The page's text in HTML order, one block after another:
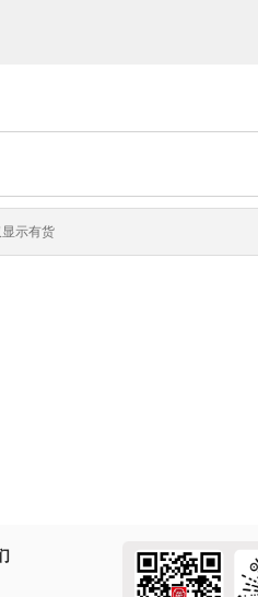
示有货